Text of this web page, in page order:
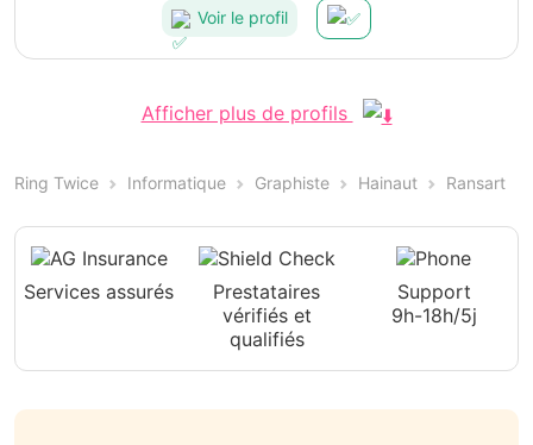
Voir le profil
Afficher plus de profils
Ring Twice Informatique Graphiste Hainaut Ransart
Services assurés
Prestataires
vérifiés et
qualifiés
Support
9h-18h/5j